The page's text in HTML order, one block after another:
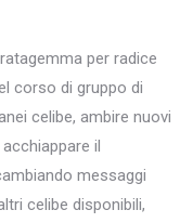
per radice
corso di gruppo di
celibe, ambire nuovi
il
messaggi
celibe disponibili,